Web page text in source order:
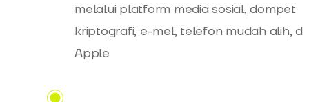
melalui platform media sosial, dompet
kriptografi, e-mel, telefon mudah alih,
Apple